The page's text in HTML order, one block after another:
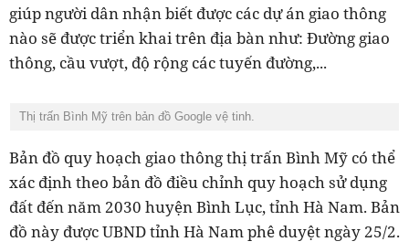
giúp người dân nhận biết được các dự án giao thông
nào sẽ được triển khai trên địa bàn như: Đường giao
thông, cầu vượt, độ rộng các tuyến đường,...
Thị trấn Bình Mỹ trên bản đồ Google vệ tinh.
Bản đồ quy hoạch giao thông thị trấn Bình Mỹ có thể
xác định theo bản đồ điều chỉnh quy hoạch sử dụng
đất đến năm 2030 huyện Bình Lục, tỉnh Hà Nam. Bản
đồ này được UBND tỉnh Hà Nam phê duyệt ngày 25/2.